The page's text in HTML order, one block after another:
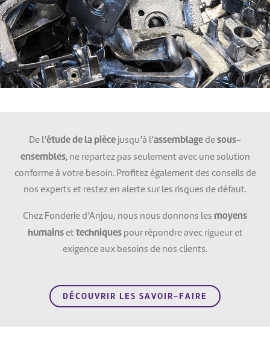
De l’étude de la pièce jusqu’à l’assemblagedesous-
ensembles,ne repartez pas seulement avec une solution
conforme à votre besoin. Profitez également des conseils de
nos experts et restez en alerte sur les risques de défaut.
Chez Fonderie d’Anjou, nous nous donnons les moyens
humainsettechniquespour répondre avec rigueur et
exigence aux besoins de nos clients.
DÉCOUVRIR LES SAVOIR-FAIRE